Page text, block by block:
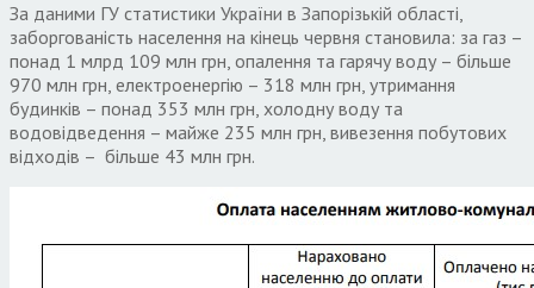
За даними ГУ статистики України в Запорізькій області,
заборгованість населення на кінець червня становила: за газ –
понад 1 млрд 109 млн грн, опалення та гарячу воду – більше
970 млн грн, електроенергію – 318 млн грн, утримання
будинків – понад 353 млн грн, холодну воду та
водовідведення – майже 235 млн грн, вивезення побутових
відходів – більше 43 млн грн.